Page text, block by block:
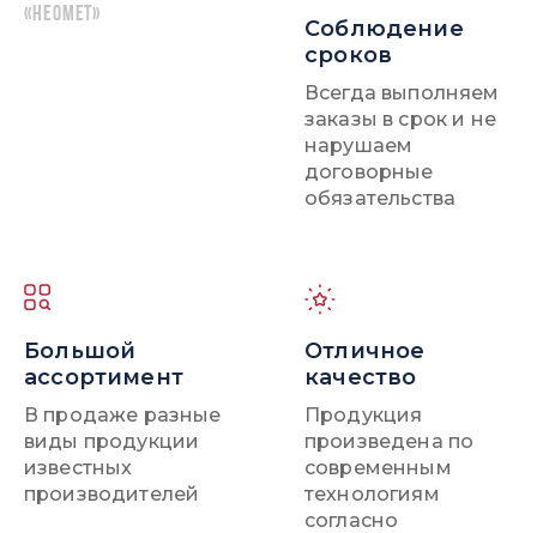
«НЕОМЕТ»
Соблюдение
сроков
Всегда выполняем
заказы в срок и не
нарушаем
договорные
обязательства
Большой
ассортимент
В продаже разные
виды продукции
известных
производителей
Отличное
качество
Продукция
произведена по
современным
технологиям
согласно